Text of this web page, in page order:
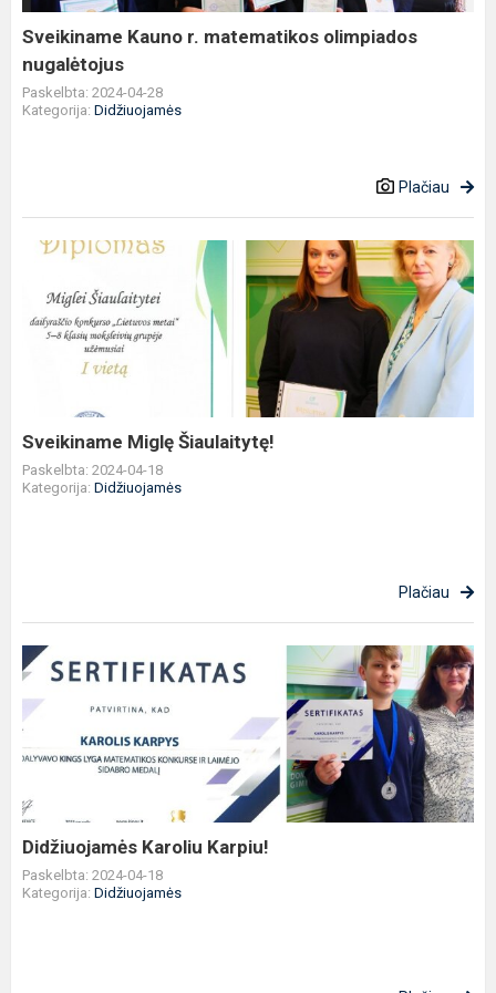
Sveikiname Kauno r. matematikos olimpiados
nugalėtojus
Paskelbta: 2024-04-28
Kategorija: Didžiuojamės
Plačiau
Sveikiname
Šiaulaitytę!
Sveikiname Miglę Šiaulaitytę!
Paskelbta: 2024-04-18
Kategorija: Didžiuojamės
Plačiau
Didžiuojamės
Karoliu
Karpiu!
Didžiuojamės Karoliu Karpiu!
Paskelbta: 2024-04-18
Kategorija: Didžiuojamės